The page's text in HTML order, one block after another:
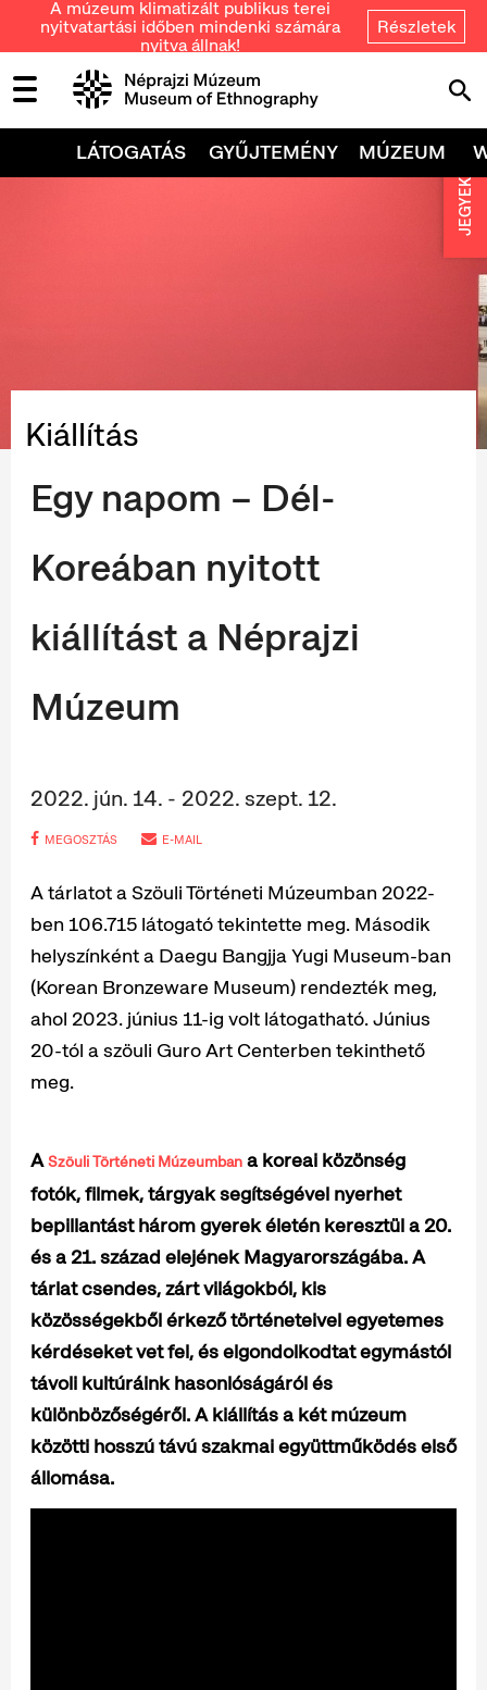
A múzeum klimatizált publikus terei
nyitvatartási időben mindenki számára
nyitva állnak!
Részletek
LÁTOGATÁS GYŰJTEMÉNY MÚZEUM
Kiállítás
Egy napom – Dél-
Koreában nyitott
kiállítást a Néprajzi
Múzeum
2022. jún. 14. - 2022. szept. 12.
MEGOSZTÁS E-MAIL
A tárlatot a Szöuli Történeti Múzeumban 2022-
ben 106.715 látogató tekintette meg. Második
helyszínként a Daegu Bangjja Yugi Museum-ban
(Korean Bronzeware Museum) rendezték meg,
ahol 2023. június 11-ig volt látogatható. Június
20-tól a szöuli Guro Art Centerben tekinthető
meg.
ASzöuli Történeti Múzeumban a koreai közönség
fotók, filmek, tárgyak segítségével nyerhet
bepillantást három gyerek életén keresztül a 20.
és a 21. század elejének Magyarországába. A
tárlat csendes, zárt világokból, kis
közösségekből érkező történeteivel egyetemes
kérdéseket vet fel, és elgondolkodtat egymástól
távoli kultúráink hasonlóságáról és
különbözőségéről. A kiállítás a két múzeum
közötti hosszú távú szakmai együttműködés első
állomása.
JEGYEK